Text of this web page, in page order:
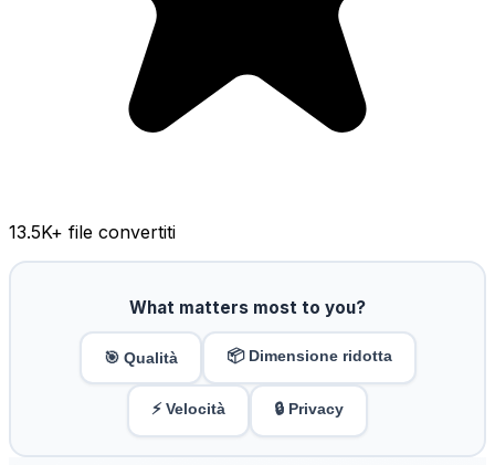
13.5K+ file convertiti
What matters most to you?
🎯 Qualità 📦 Dimensione ridotta
⚡ Velocità 🔒 Privacy